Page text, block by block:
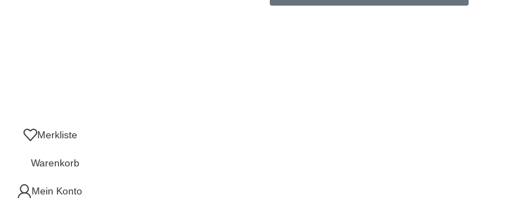
Merkliste
Warenkorb
Mein Konto